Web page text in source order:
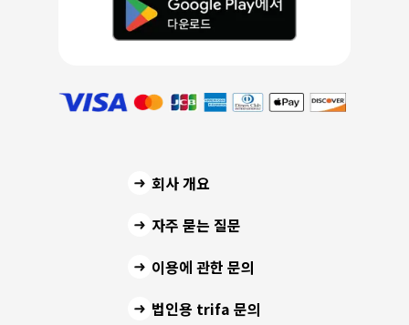
회사 개요
자주 묻는 질문
이용에 관한 문의
법인용 trifa 문의